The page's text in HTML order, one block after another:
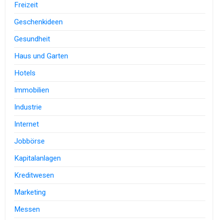
Freizeit
Geschenkideen
Gesundheit
Haus und Garten
Hotels
Immobilien
Industrie
Internet
Jobbörse
Kapitalanlagen
Kreditwesen
Marketing
Messen